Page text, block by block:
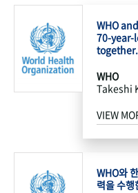
WHO
70-year-
WHO
Takeshi
VIEW
WHO와
력을 수